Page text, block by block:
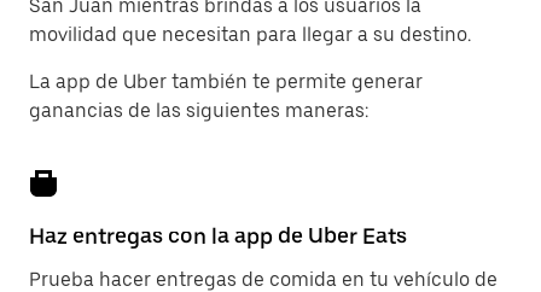
San Juan mientras brindas a los usuarios la
movilidad que necesitan para llegar a su destino.
La app de Uber también te permite generar
ganancias de las siguientes maneras:
Haz entregas con la app de Uber Eats
Prueba hacer entregas de comida en tu vehículo de